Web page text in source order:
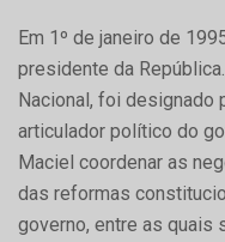
Em 1º de janeiro de
presidente da
Nacional, foi designado
articulador político do
Maciel coordenar as
das reformas
governo, entre as quais